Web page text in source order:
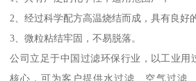
2、经过科学配方高温烧结而成，具有良好
3、微粒粘结牢固，不易脱落。
公司立足于中国过滤环保行业，以工业用
核心，可为客户提供水过滤、空气过滤